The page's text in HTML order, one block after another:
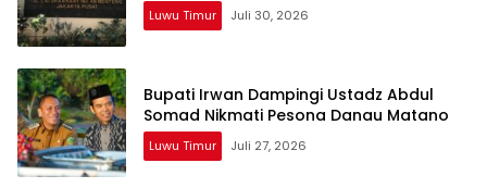
Luwu Timur Juli 30, 2026
Bupati Irwan Dampingi Ustadz Abdul
Somad Nikmati Pesona Danau Matano
Luwu Timur Juli 27, 2026